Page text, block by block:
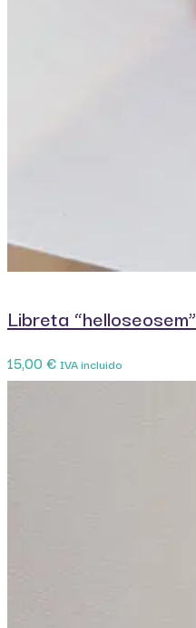
Libreta “helloseosem”
15,00 € IVA incluido